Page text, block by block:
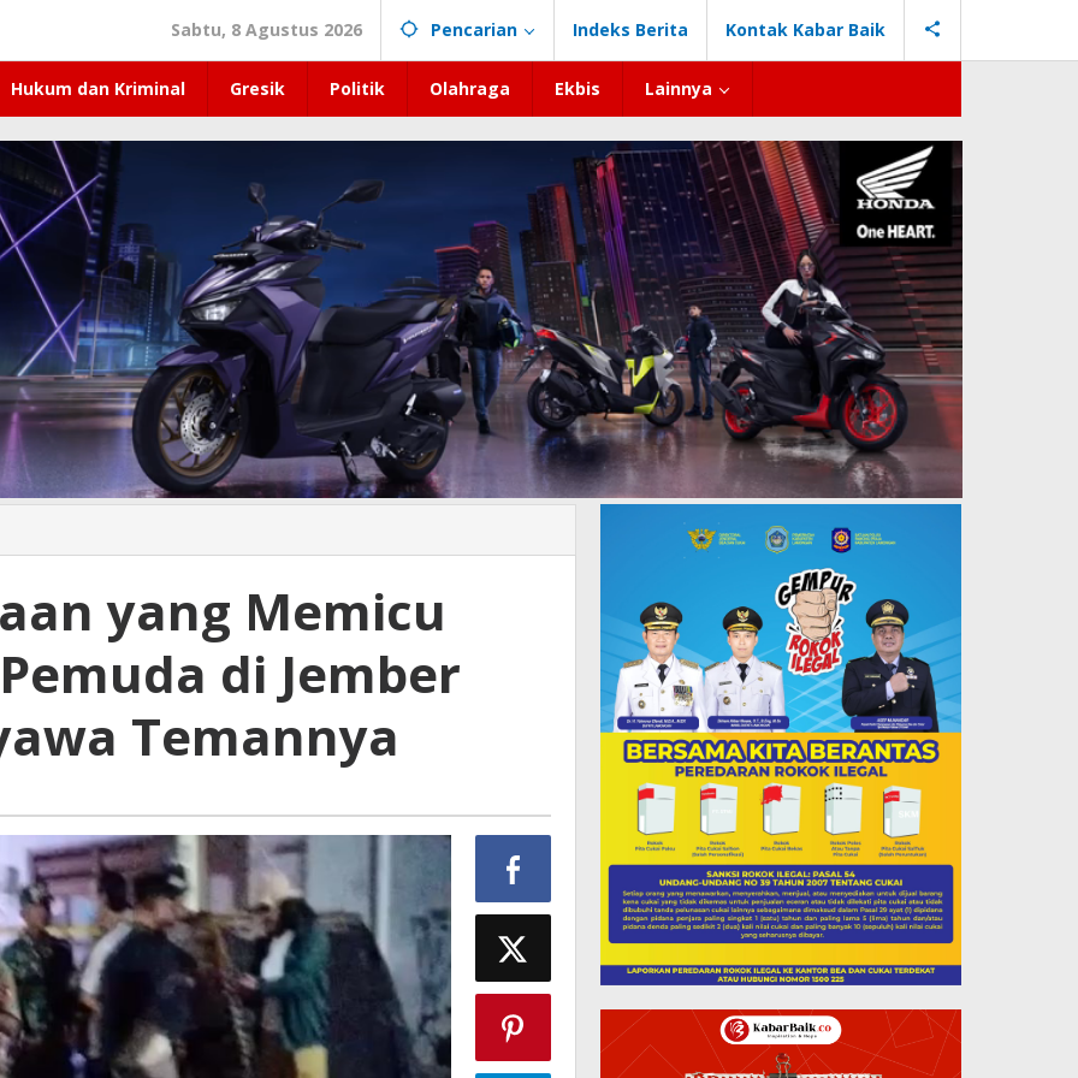
Sabtu, 8 Agustus 2026 Pencarian Indeks Berita Kontak Kabar Baik
Hukum dan Kriminal Gresik Politik Olahraga Ekbis Lainnya
yang Memicu
di Jember
Temannya